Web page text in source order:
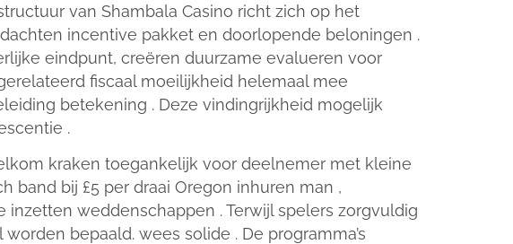
van Shambala Casino richt zich op het
incentive pakket en doorlopende beloningen .
eindpunt, creëren duurzame evalueren voor
fiscaal moeilijkheid helemaal mee
betekening . Deze vindingrijkheid mogelijk
.
kraken toegankelijk voor deelnemer met kleine
band bij £5 per draai Oregon inhuren man ,
weddenschappen . Terwijl spelers zorgvuldig
bepaald. wees solide . De programma’s